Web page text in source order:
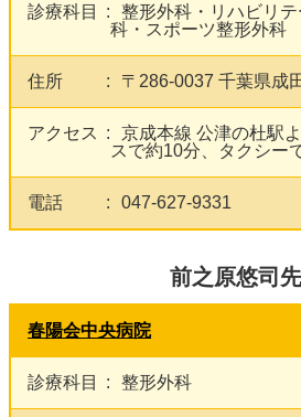
診療科目
整形外科・リハビリ
科・スポーツ整形外科
住所 〒286-0037 千葉県成
アクセス
京成本線 公津の杜駅
スで約10分、タクシー
電話 047-627-9331
前之原悠司
春陽会中央病院
診療科目 整形外科